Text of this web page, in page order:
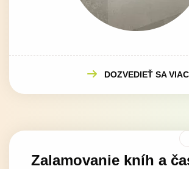
DOZVEDIEŤ SA VIAC
Zalamovanie kníh a